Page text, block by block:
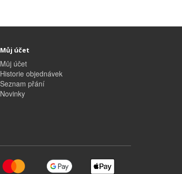
Můj účet
Můj účet
Historie objednávek
Seznam přání
Novinky